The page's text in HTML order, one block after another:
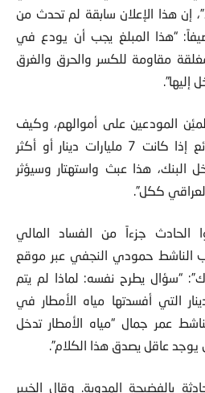
إن هذا الإعلان سابقة لم تحدث من
“هذا المبلغ يجب أن يودع في
مقاومة للكسر والحرق والغرق
إليها”.
المودعين على أموالهم، وكيف
يمكن جذب الأموال والودائع إذا كانت 7 مليارات دينار أو أكثر
البنك، هذا عبث واستهتار وسيؤثر
ككل”.
الحادث جزءاً من الفساد المالي
الناشط حمودي النجفي عبر موقع
“سؤال يطرح نفسه: لماذا لم يتم
التي أفسدتها مياه الأمطار في
عمر جمال “مياه الأمطار تدخل
عاقل يصدق هذا الكلام”.
بالفضيحة المدوية. وقال الخبير